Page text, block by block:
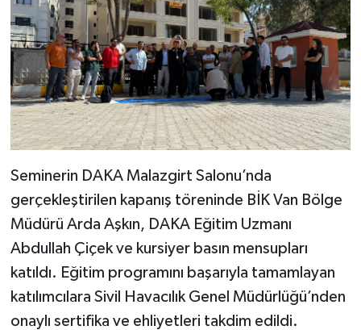
Seminerin DAKA Malazgirt Salonu’nda
gerçekleştirilen kapanış töreninde BİK Van Bölge
Müdürü Arda Aşkın, DAKA Eğitim Uzmanı
Abdullah Çiçek ve kursiyer basın mensupları
katıldı. Eğitim programını başarıyla tamamlayan
katılımcılara Sivil Havacılık Genel Müdürlüğü’nden
onaylı sertifika ve ehliyetleri takdim edildi.